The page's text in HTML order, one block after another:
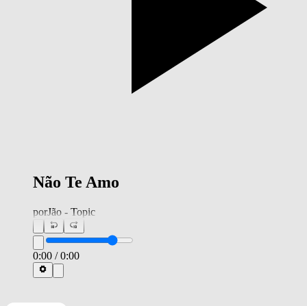
Não Te Amo
porJão - Topic
0:00 /0:00